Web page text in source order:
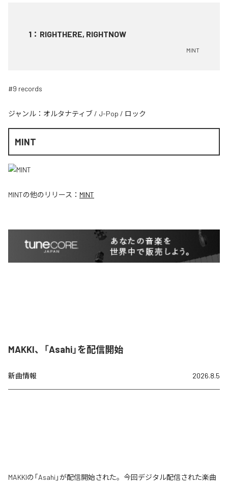
1 ： RIGHTHERE, RIGHTNOW
MINT
#9 records
ジャンル： オルタナティブ / J-Pop / ロック
MINT
MINTの他のリリース： MINT
MAKKI、「Asahi」を配信開始
新曲情報 2026.8.5
MAKKIの「Asahi」が配信開始された。今回デジタル配信された楽曲